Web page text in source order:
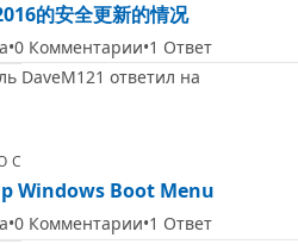
的安全更新的情况
0 Комментарии 1 Ответ
DaveM121 ответил на
Windows Boot Menu
0 Комментарии 1 Ответ